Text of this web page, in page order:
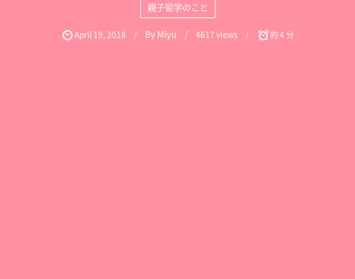
親子留学のこと
April 19, 2018 ByMiyu 4617 views 約 4 分